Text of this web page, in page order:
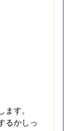
す。
るかしっ